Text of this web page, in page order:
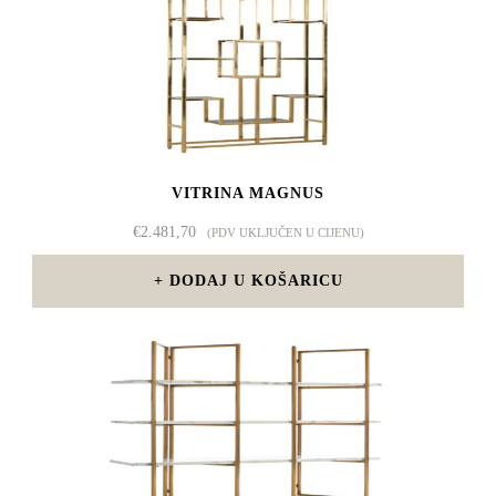
VITRINA MAGNUS
€2.481,70 (PDV UKLJUČEN U CIJENU)
DODAJ U KOŠARICU